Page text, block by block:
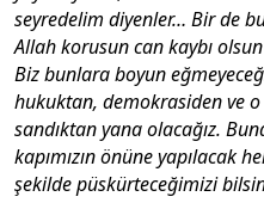
seyredelim diyenler… Bir de
Allah korusun can kaybı
Biz bunlara boyun
hukuktan, demokrasiden ve o
sandıktan yana olacağız.
kapımızın önüne yapılacak
şekilde püskürteceğimizi